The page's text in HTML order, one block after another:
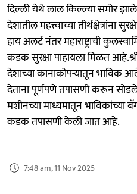
दिल्ली येथे लाल किल्ल्या समोर
देशातील महत्त्वाच्या तीर्थक्षेत्रांना
हाय अलर्ट नंतर महाराष्ट्राची
कडक सुरक्षा पाहायला मिळत
देशाच्या कानाकोपऱ्यातून भाविक
देताना पूर्णपणे तपासणी करून
मशीनच्या माध्यमातून भाविकांच्या
कडक तपासणी केली जात आहे.
7:48 am, 11 Nov 2025